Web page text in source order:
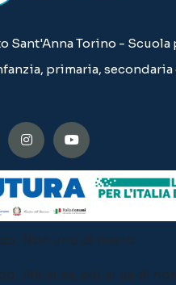
Sant'Anna Torino - Scuola
primaria, secondaria
Non uno di meno
Più si sa, più si sa di